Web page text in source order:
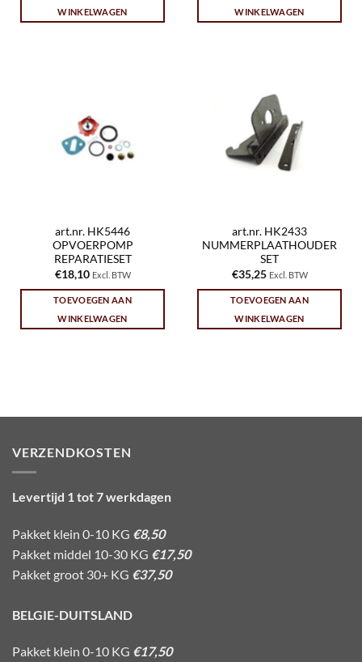
WINKELWAGEN
WINKELWAGEN
art.nr. HK5446
OPVOERPOMP
REPARATIESET
€18,10 Excl. BTW
TOEVOEGEN AAN
WINKELWAGEN
art.nr. HK2433
NUMMERPLAATHOUDER
SET
€35,25 Excl. BTW
TOEVOEGEN AAN
WINKELWAGEN
VERZENDKOSTEN
Levertijd 1 tot 7 werkdagen
Pakket klein 0-10 KG €8,50
Pakket middel 10-30 KG €17,50
Pakket groot 30+ KG €37,50
BELGIE-DUITSLAND
Pakket klein 0-10 KG €17,50